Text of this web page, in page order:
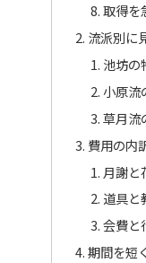
取得を
流派別に
池坊の
小原流
草月流
費用の内
月謝と
道具と
会費と
期間を短